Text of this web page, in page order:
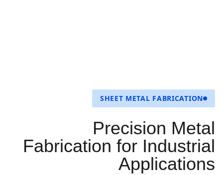
SHEET METAL FABRICATION
Precision Metal
Fabrication for Industrial
Applications